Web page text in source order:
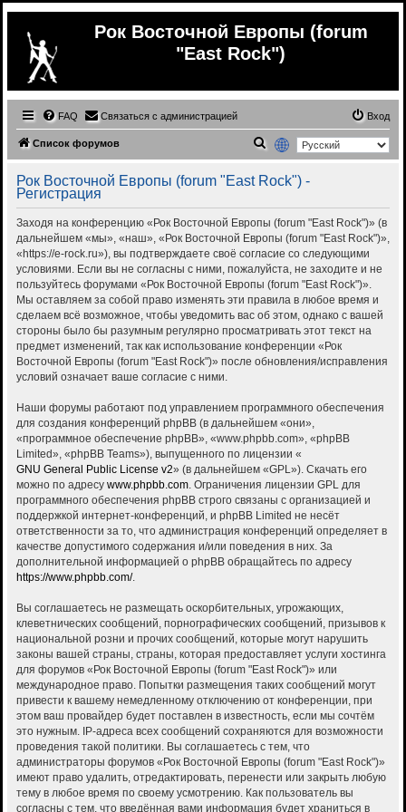
Рок Восточной Европы (forum
"East Rock")
FAQ Связаться с администрацией Вход
Список форумов
и
с
к
Рок Восточной Европы (forum "East Rock") -
Регистрация
Заходя на конференцию «Рок Восточной Европы (forum "East Rock")» (в
дальнейшем «мы», «наш», «Рок Восточной Европы (forum "East Rock")»,
«https://e-rock.ru»), вы подтверждаете своё согласие со следующими
условиями. Если вы не согласны с ними, пожалуйста, не заходите и не
пользуйтесь форумами «Рок Восточной Европы (forum "East Rock")».
Мы оставляем за собой право изменять эти правила в любое время и
сделаем всё возможное, чтобы уведомить вас об этом, однако с вашей
стороны было бы разумным регулярно просматривать этот текст на
предмет изменений, так как использование конференции «Рок
Восточной Европы (forum "East Rock")» после обновления/исправления
условий означает ваше согласие с ними.
Наши форумы работают под управлением программного обеспечения
для создания конференций phpBB (в дальнейшем «они»,
«программное обеспечение phpBB», «www.phpbb.com», «phpBB
Limited», «phpBB Teams»), выпущенного по лицензии «
GNU General Public License v2» (в дальнейшем «GPL»). Скачать его
можно по адресу www.phpbb.com. Ограничения лицензии GPL для
программного обеспечения phpBB строго связаны с организацией и
поддержкой интернет-конференций, и phpBB Limited не несёт
ответственности за то, что администрация конференций определяет в
качестве допустимого содержания и/или поведения в них. За
дополнительной информацией о phpBB обращайтесь по адресу
https://www.phpbb.com/.
Вы соглашаетесь не размещать оскорбительных, угрожающих,
клеветнических сообщений, порнографических сообщений, призывов к
национальной розни и прочих сообщений, которые могут нарушить
законы вашей страны, страны, которая предоставляет услуги хостинга
для форумов «Рок Восточной Европы (forum "East Rock")» или
международное право. Попытки размещения таких сообщений могут
привести к вашему немедленному отключению от конференции, при
этом ваш провайдер будет поставлен в известность, если мы сочтём
это нужным. IP-адреса всех сообщений сохраняются для возможности
проведения такой политики. Вы соглашаетесь с тем, что
администраторы форумов «Рок Восточной Европы (forum "East Rock")»
имеют право удалить, отредактировать, перенести или закрыть любую
тему в любое время по своему усмотрению. Как пользователь вы
согласны с тем, что введённая вами информация будет храниться в